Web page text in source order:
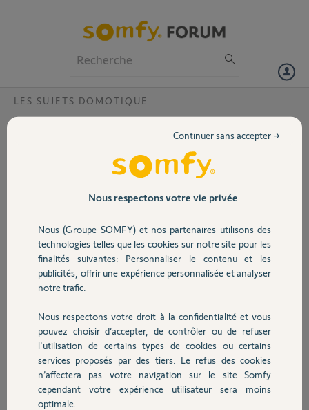
Volet
Sécurité
Domotique
Chauffage
Autres produits
LES SUJETS DOMOTIQUE
Impossible d'ajouter ma télécommande
J'essaie en vain d'ajouter ma télécommande Amy dans l'application
détecté. J'ai effectué des manipulations de base, changer de
téléphone, déconnecter de mon compte
Ma télécommande fonctionne bien par ailleurs.
Merci de votre aide
Participer au fil de discussion
Réponses
Nous respectons votre vie privée
Nous (Groupe SOMFY) et nos partenaires utilisons des
technologies telles que les cookies sur notre site pour les
finalités suivantes: Personnaliser le contenu et les
publicités, offrir une expérience personnalisée et analyser
notre trafic.
Nous respectons votre droit à la confidentialité et vous
pouvez choisir d’accepter, de contrôler ou de refuser
l'utilisation de certains types de cookies ou certains
services proposés par des tiers. Le refus des cookies
n’affectera pas votre navigation sur le site Somfy
cependant votre expérience utilisateur sera moins
optimale.
Continuer sans accepter →